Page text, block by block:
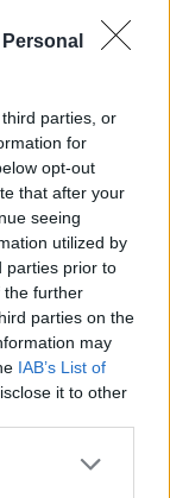
parties, or
for
opt-out
that after your
seeing
utilized by
parties prior to
the further
parties on the
may
IAB’s List of
it to other
hebben
mijn vrienden
dus ik dacht
rare geluiden